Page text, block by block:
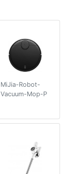
MiJia-Robot-
Vacuum-Mop-P